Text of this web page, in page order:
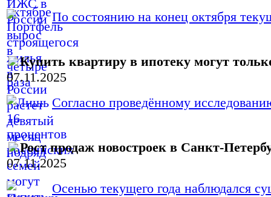
По состоянию на конец октября
Купить квартиру в ипотеку могут
07.11.2025
Согласно проведённому
Рост продаж новостроек в Санкт-
07.11.2025
Осенью текущего года наблюдался